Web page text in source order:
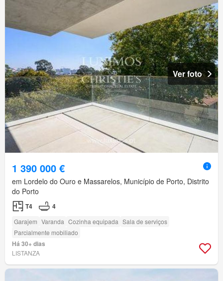
Ver foto
1 390 000 €
em Lordelo do Ouro e Massarelos, Município de Porto, Distrito
do Porto
T4 4
Garajem Varanda Cozinha equipada Sala de serviços
Parcialmente mobiliado
Há 30+ dias
LISTANZA